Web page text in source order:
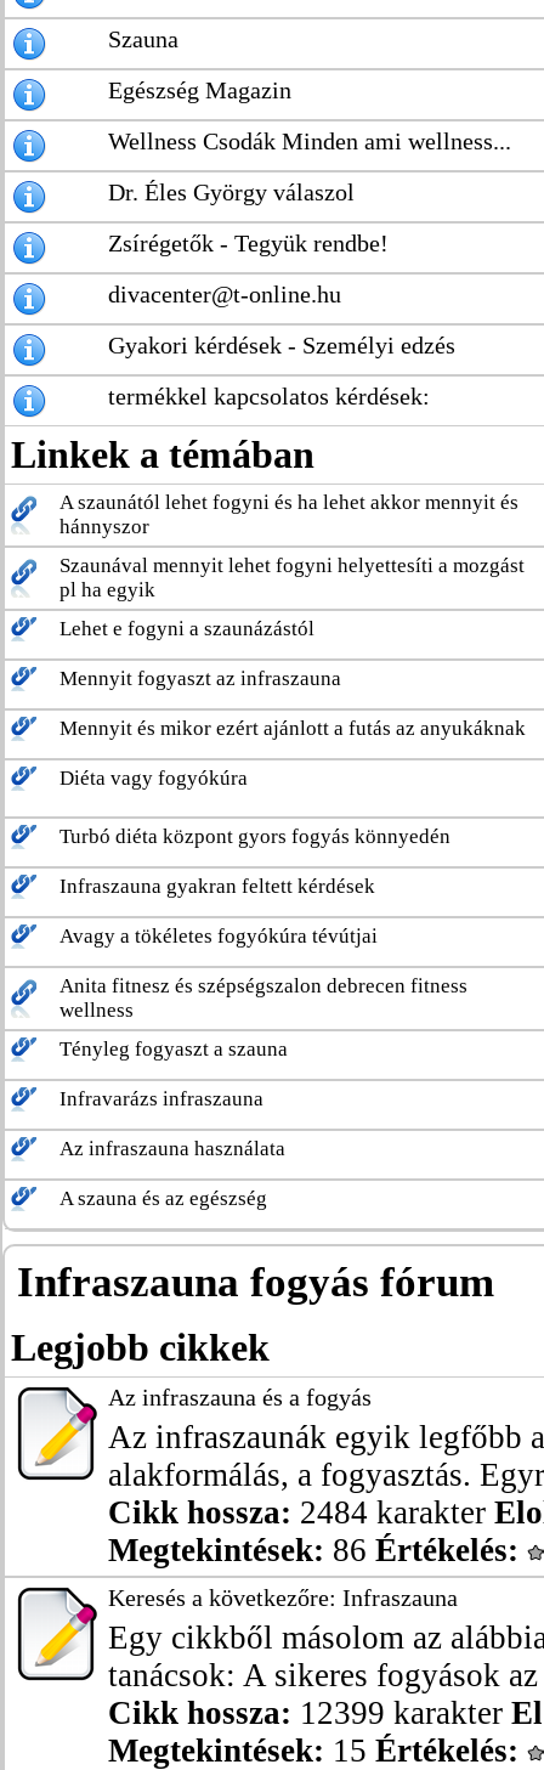
Szauna
Egészség Magazin
Wellness Csodák Minden ami wellness...
Dr. Éles György válaszol
Zsírégetők - Tegyük rendbe!
divacenter@t-online.hu
Gyakori kérdések - Személyi edzés
termékkel kapcsolatos kérdések:
Linkek a témában
A szaunától lehet fogyni és ha lehet akkor mennyit és
hánnyszor
Szaunával mennyit lehet fogyni helyettesíti a mozgást
pl ha egyik
Lehet e fogyni a szaunázástól
Mennyit fogyaszt az infraszauna
Mennyit és mikor ezért ajánlott a futás az anyukáknak
Diéta vagy fogyókúra
Turbó diéta központ gyors fogyás könnyedén
Infraszauna gyakran feltett kérdések
Avagy a tökéletes fogyókúra tévútjai
Anita fitnesz és szépségszalon debrecen fitness
wellness
Tényleg fogyaszt a szauna
Infravarázs infraszauna
Az infraszauna használata
A szauna és az egészség
Infraszauna fogyás fórum
Legjobb cikkek
Az infraszauna és a fogyás
Az infraszaunák egyik legfőbb
alakformálás, a fogyasztás.
Cikk hossza: 2484 karakter
Megtekintések: 86 Értékelés:
Keresés a következőre: Infraszauna
Egy cikkből másolom az
tanácsok: A sikeres fogyások
Cikk hossza: 12399 karakter
Megtekintések: 15 Értékelés: